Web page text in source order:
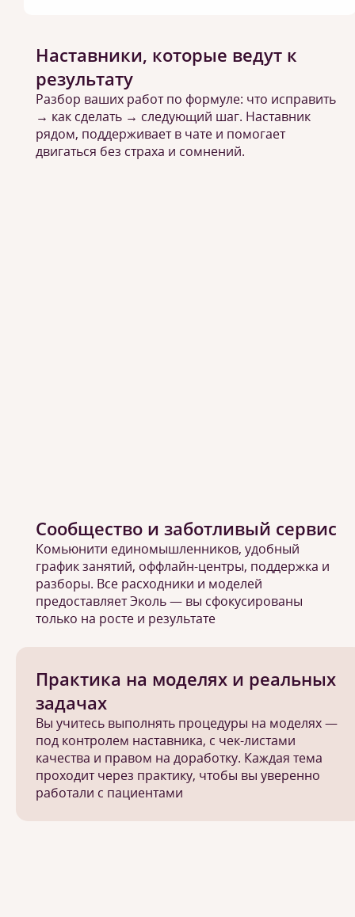
Практика на моделях и реальных
задачах
Вы учитесь выполнять процедуры на моделях —
под контролем наставника, с чек-листами
качества и правом на доработку. Каждая тема
проходит через практику, чтобы вы уверенно
работали с пациентами
Наставники, которые ведут к
результату
Разбор ваших работ по формуле: что исправить
→ как сделать → следующий шаг. Наставник
рядом, поддерживает в чате и помогает
двигаться без страха и сомнений.
Сообщество и заботливый сервис
Комьюнити единомышленников, удобный
график занятий, оффлайн-центры, поддержка и
разборы. Все расходники и моделей
предоставляет Эколь — вы сфокусированы
только на росте и результате